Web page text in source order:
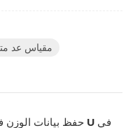
المستودع قناة مزدوجة
مقياس عد